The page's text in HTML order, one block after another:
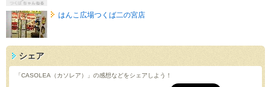
はんこ広場つくば二の宮店
シェア
「CASOLEA（カソレア）」の感想などをシェアしよう！